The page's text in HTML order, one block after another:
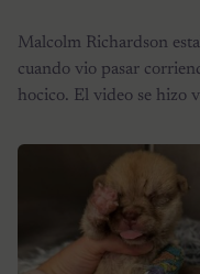
Malcolm Richardson
cuando vio pasar
hocico. El video se hizo